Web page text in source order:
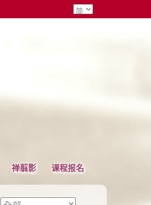
禅翦影 课程报名